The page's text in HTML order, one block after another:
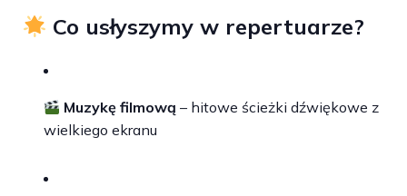
Co usłyszymy w repertuarze?
Muzykę filmową – hitowe ścieżki dźwiękowe z
wielkiego ekranu